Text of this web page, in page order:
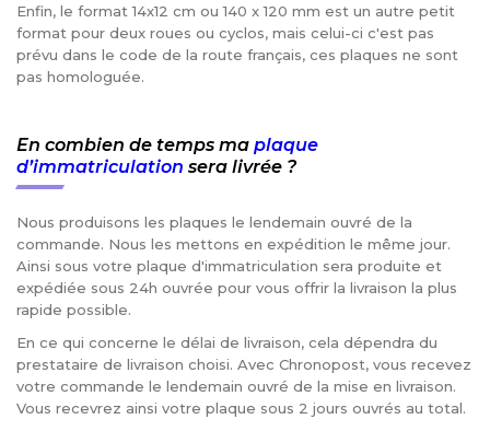
Enfin, le format 14x12 cm ou 140 x 120 mm est un autre petit
format pour deux roues ou cyclos, mais celui-ci c'est pas
prévu dans le code de la route français, ces plaques ne sont
pas homologuée.
En combien de temps ma plaque
d’immatriculation sera livrée ?
Nous produisons les plaques le lendemain ouvré de la
commande. Nous les mettons en expédition le même jour.
Ainsi sous votre plaque d'immatriculation sera produite et
expédiée sous 24h ouvrée pour vous offrir la livraison la plus
rapide possible.
En ce qui concerne le délai de livraison, cela dépendra du
prestataire de livraison choisi. Avec Chronopost, vous recevez
votre commande le lendemain ouvré de la mise en livraison.
Vous recevrez ainsi votre plaque sous 2 jours ouvrés au total.